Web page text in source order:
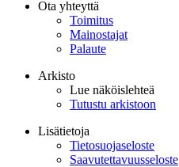
Ota yhteyttä
Toimitus
Mainostajat
Palaute
Arkisto
Lue näköislehteä
Tutustu arkistoon
Lisätietoja
Tietosuojaseloste
Saavutettavuusseloste